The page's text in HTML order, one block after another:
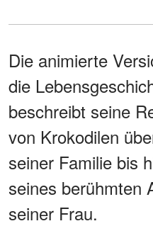
Die animierte
die
beschreibt seine
von Krokodilen
seiner Familie bis
seines berühmten
seiner Frau.